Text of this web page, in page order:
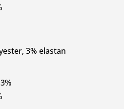
3% elastan